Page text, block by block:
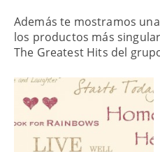
Además te mostramos
los productos más
The Greatest Hits del